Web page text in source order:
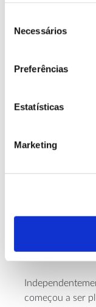
Necessários
Preferências
Estatísticas
Marketing
naturalizada
onde foi
em equilíbrio
integre na lista
Por um lado,
mediterrâneo
hoje ao norte do
Ibérica, pela
encontrada
começou a ser